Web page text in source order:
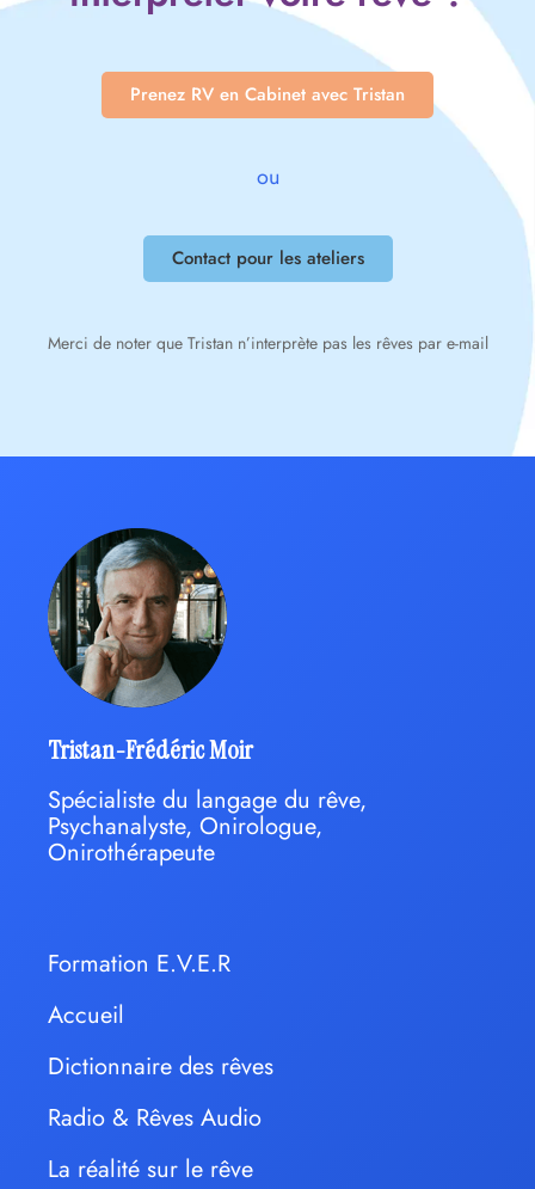
Prenez RV en Cabinet avec Tristan
ou
Contact pour les ateliers
Merci de noter que Tristan n’interprète pas les rêves par e-mail
Tristan-Frédéric Moir
Spécialiste du langage du rêve,
Psychanalyste, Onirologue,
Onirothérapeute
Formation E.V.E.R
Accueil
Dictionnaire des rêves
Radio & Rêves Audio
La réalité sur le rêve